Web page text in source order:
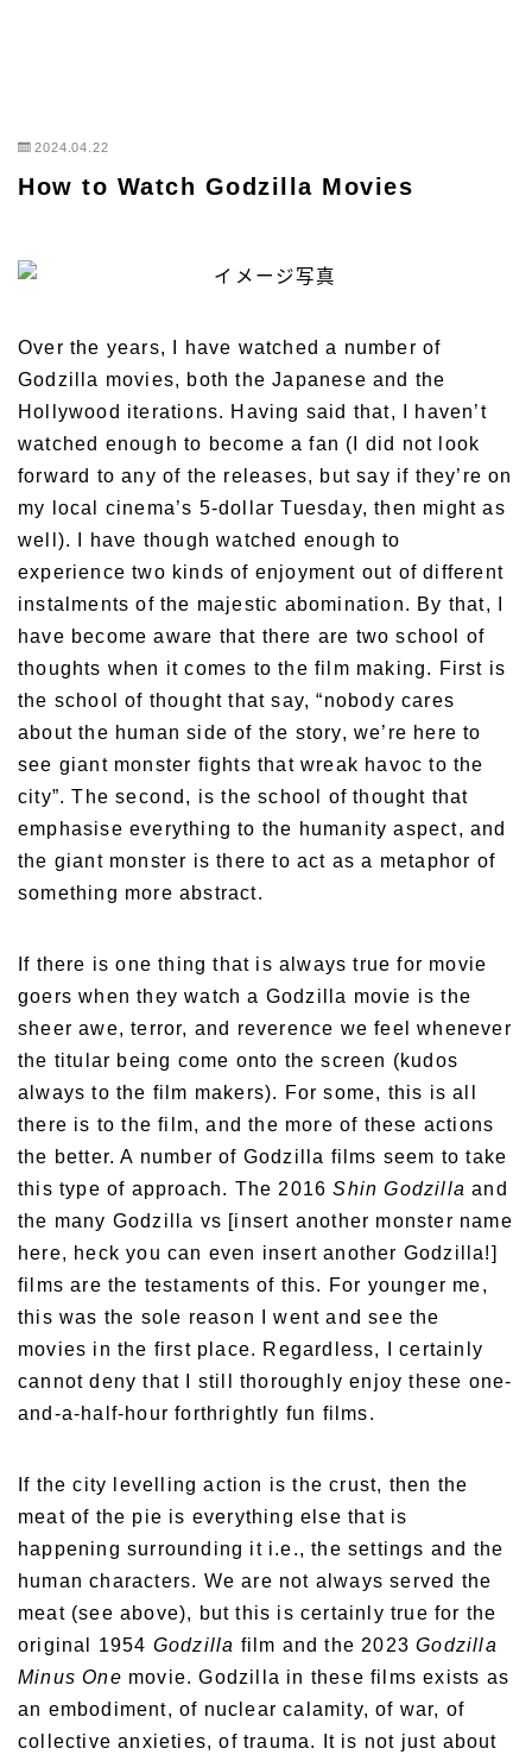
2024.04.22
How to Watch Godzilla Movies
Over the years, I have watched a number of
Godzilla movies, both the Japanese and the
Hollywood iterations. Having said that, I haven’t
watched enough to become a fan (I did not look
forward to any of the releases, but say if they’re on
my local cinema’s 5-dollar Tuesday, then might as
well). I have though watched enough to
experience two kinds of enjoyment out of different
instalments of the majestic abomination. By that, I
have become aware that there are two school of
thoughts when it comes to the film making. First is
the school of thought that say, “nobody cares
about the human side of the story, we’re here to
see giant monster fights that wreak havoc to the
city”. The second, is the school of thought that
emphasise everything to the humanity aspect, and
the giant monster is there to act as a metaphor of
something more abstract.
If there is one thing that is always true for movie
goers when they watch a Godzilla movie is the
sheer awe, terror, and reverence we feel whenever
the titular being come onto the screen (kudos
always to the film makers). For some, this is all
there is to the film, and the more of these actions
the better. A number of Godzilla films seem to take
this type of approach. The 2016Shin Godzilla and
the many Godzilla vs [insert another monster name
here, heck you can even insert another Godzilla!]
films are the testaments of this. For younger me,
this was the sole reason I went and see the
movies in the first place. Regardless, I certainly
cannot deny that I still thoroughly enjoy these one-
and-a-half-hour forthrightly fun films.
If the city levelling action is the crust, then the
meat of the pie is everything else that is
happening surrounding it i.e., the settings and the
human characters. We are not always served the
meat (see above), but this is certainly true for the
original 1954 Godzilla film and the 2023Godzilla
Minus One movie. Godzilla in these films exists as
an embodiment, of nuclear calamity, of war, of
collective anxieties, of trauma. It is not just about